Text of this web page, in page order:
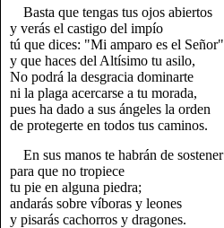
Basta que tengas tus ojos abiertos
y verás el castigo del impío
tú que dices: "Mi amparo es el Señor"
y que haces del Altísimo tu asilo,
No podrá la desgracia dominarte
ni la plaga acercarse a tu morada,
pues ha dado a sus ángeles la orden
de protegerte en todos tus caminos.
En sus manos te habrán de sostener
para que no tropiece
tu pie en alguna piedra;
andarás sobre víboras y leones
y pisarás cachorros y dragones.